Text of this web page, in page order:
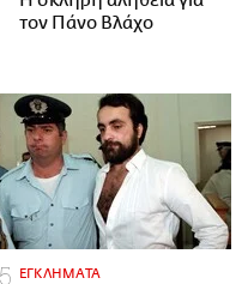
τον Πάνο Βλάχο
ΕΓΚΛΗΜΑΤΑ